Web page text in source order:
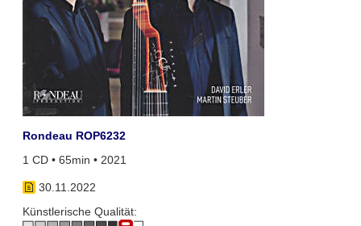
Rondeau ROP6232
1 CD • 65min • 2021
30.11.2022
Künstlerische Qualität: